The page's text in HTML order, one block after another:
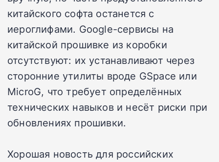
китайского софта останется с
иероглифами. Google-сервисы на
китайской прошивке из коробки
отсутствуют: их устанавливают через
сторонние утилиты вроде GSpace или
MicroG, что требует определённых
технических навыков и несёт риски при
обновлениях прошивки.
Хорошая новость для российских